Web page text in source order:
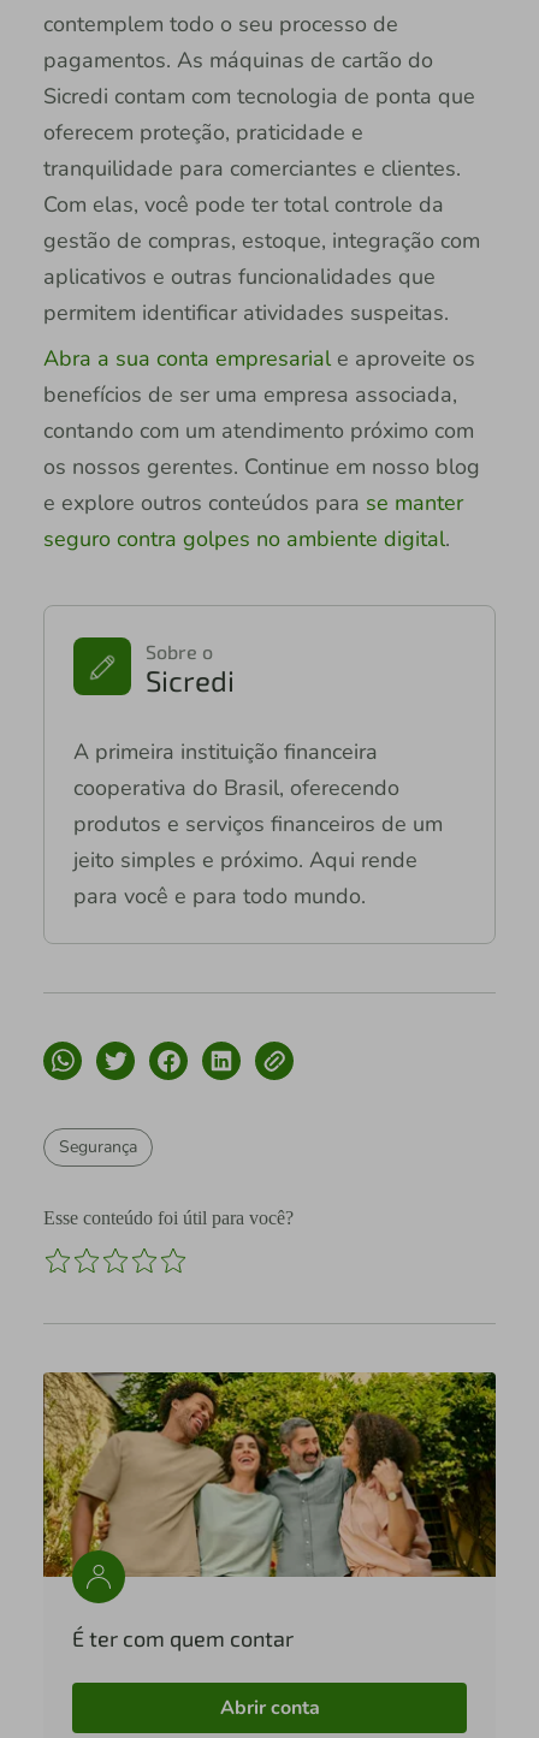
contemplem todo o seu processo de
pagamentos. As máquinas de cartão do
Sicredi contam com tecnologia de ponta que
oferecem proteção, praticidade e
tranquilidade para comerciantes e clientes.
Com elas, você pode ter total controle da
gestão de compras, estoque, integração com
aplicativos e outras funcionalidades que
permitem identificar atividades suspeitas.
Abra a sua conta empresariale aproveite os
benefícios de ser uma empresa associada,
contando com um atendimento próximo com
os nossos gerentes. Continue em nosso blog
e explore outros conteúdos para se manter
seguro contra golpes no ambiente digital.
Sobre o
Sicredi
A primeira instituição financeira
cooperativa do Brasil, oferecendo
produtos e serviços financeiros de um
jeito simples e próximo. Aqui rende
para você e para todo mundo.
Segurança
Esse conteúdo foi útil para você?
É ter com quem contar
Abrir conta